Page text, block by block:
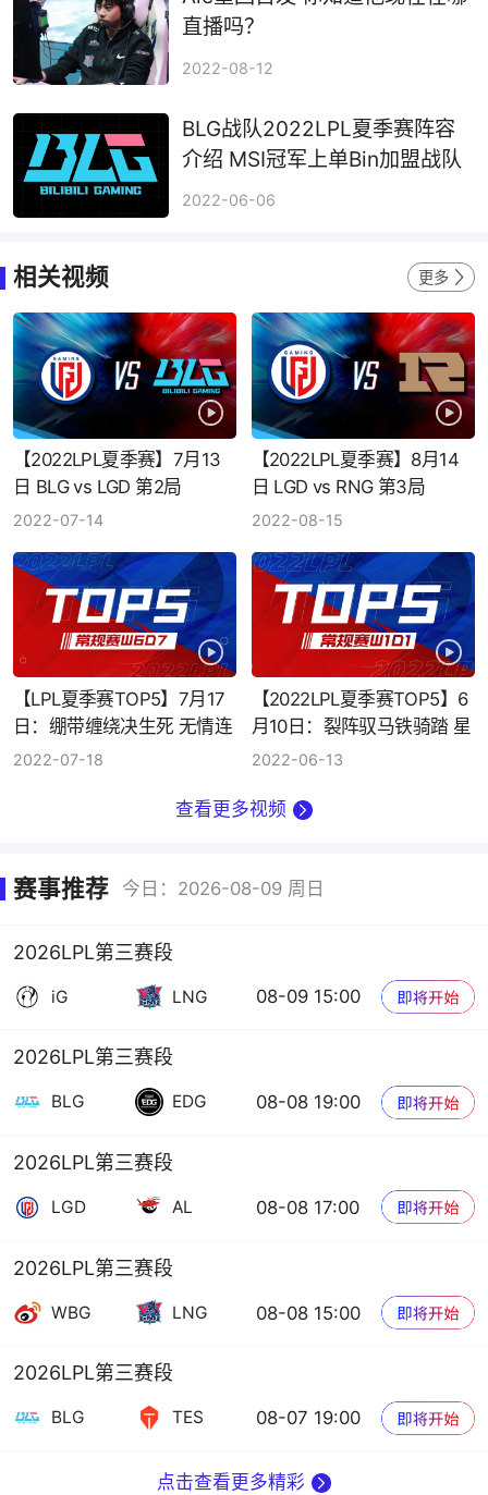
直播吗？
2022-08-12
BLG战队2022LPL夏季赛阵容
介绍 MSI冠军上单Bin加盟战队
2022-06-06
相关视频 更多
【2022LPL夏季赛】7月13
日 BLG vs LGD 第2局
2022-07-14
【2022LPL夏季赛】8月14
日 LGD vs RNG 第3局
2022-08-15
【LPL夏季赛TOP5】7月17
日：绷带缠绕决生死 无情连
打显神威
2022-07-18
【2022LPL夏季赛TOP5】6
月10日：裂阵驭马铁骑踏 星
光不灭圣裁至
2022-06-13
查看更多视频
赛事推荐 今日：2026-08-09 周日
2026LPL第三赛段
iG LNG 08-09 15:00
2026LPL第三赛段
BLG EDG 08-08 19:00
2026LPL第三赛段
LGD AL 08-08 17:00
2026LPL第三赛段
WBG LNG 08-08 15:00
2026LPL第三赛段
BLG TES 08-07 19:00
点击查看更多精彩